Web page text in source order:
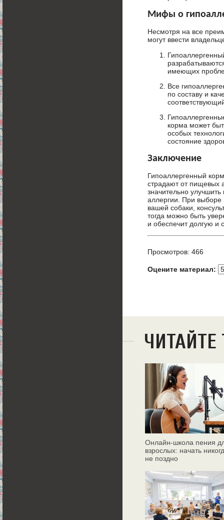
Мифы о
Несмотря на все
могут ввести
имеющих
Все
по составу и
корма может
особых
состояние
Заключение
Гипоаллергенный
страдают от пищевых
значительно
аллергии. При выборе
вашей собаки,
тогда можно быть
и обеспечит долгую и
Просмотров: 466
Оцените материал:
Онлайн‑школа пения
взрослых: начать
не поздно